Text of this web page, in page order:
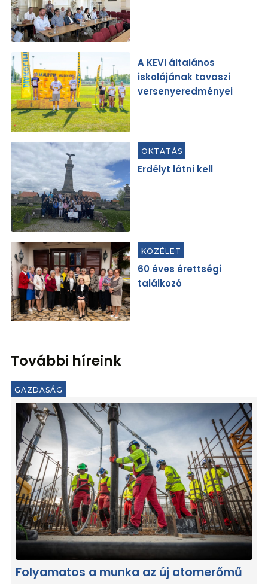
A KEVI általános
iskolájának tavaszi
versenyeredményei
OKTATÁS
Erdélyt látni kell
KÖZÉLET
60 éves érettségi
találkozó
További híreink
GAZDASÁG
Folyamatos a munka az új atomerőmű